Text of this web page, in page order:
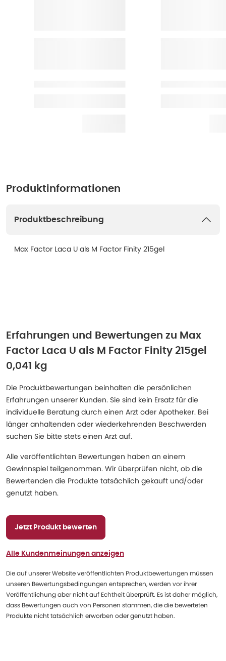
Produktinformationen
Produktbeschreibung
Max Factor Laca U als M Factor Finity 215gel
Erfahrungen und Bewertungen zu Max
Factor Laca U als M Factor Finity 215gel
0,041 kg
Die Produktbewertungen beinhalten die persönlichen
Erfahrungen unserer Kunden. Sie sind kein Ersatz für die
individuelle Beratung durch einen Arzt oder Apotheker. Bei
länger anhaltenden oder wiederkehrenden Beschwerden
suchen Sie bitte stets einen Arzt auf.
Alle veröffentlichten Bewertungen haben an einem
Gewinnspiel teilgenommen. Wir überprüfen nicht, ob die
Bewertenden die Produkte tatsächlich gekauft und/oder
genutzt haben.
Jetzt Produkt bewerten
Alle Kundenmeinungen anzeigen
Die auf unserer Website veröffentlichten Produktbewertungen müssen
unseren Bewertungsbedingungen entsprechen, werden vor ihrer
Veröffentlichung aber nicht auf Echtheit überprüft. Es ist daher möglich,
dass Bewertungen auch von Personen stammen, die die bewerteten
Produkte nicht tatsächlich erworben oder genutzt haben.